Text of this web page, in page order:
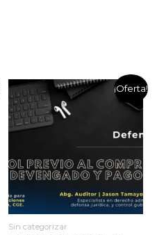
¡Oferta!
Sin categorizar